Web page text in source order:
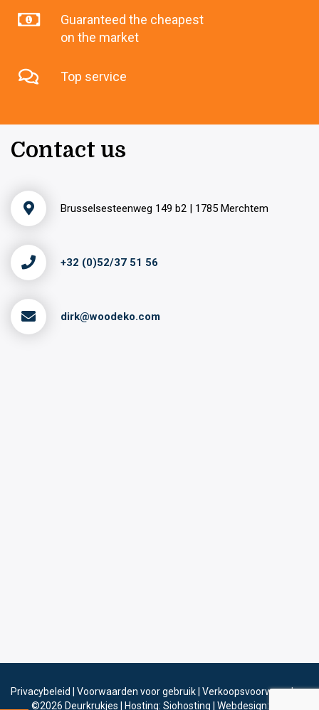
Guaranteed the cheapest
on the market
Top service
Contact us
Brusselsesteenweg 149 b2 | 1785 Merchtem
+32 (0)52/37 51 56
dirk@woodeko.com
Privacybeleid Voorwaarden voor gebruik Verkoopsvoorwaarden
©2026 Deurkrukjes Hosting: Siohosting Webdesign: Sinergio